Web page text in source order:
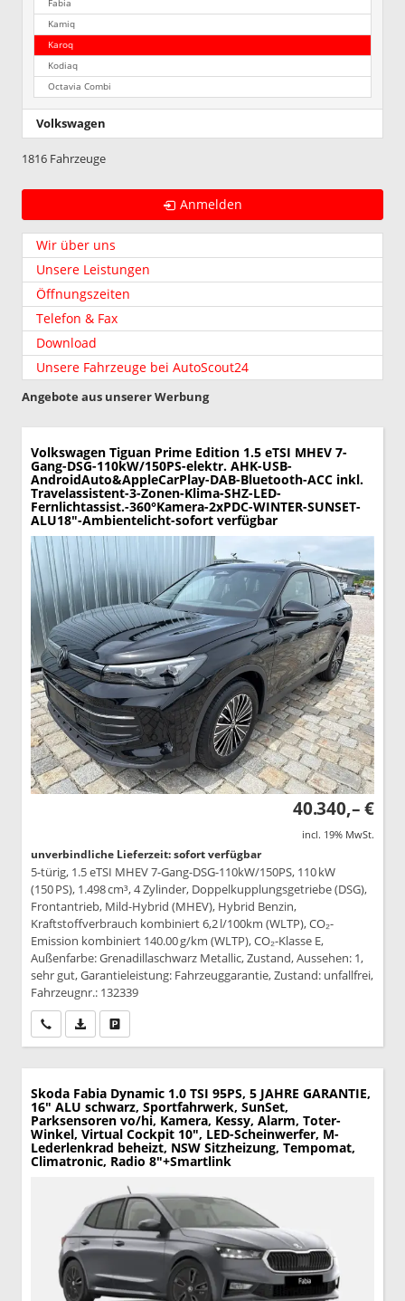
Fabia
Kamiq
Karoq
Kodiaq
Octavia Combi
Volkswagen
1816 Fahrzeuge
Anmelden
Wir über uns
Unsere Leistungen
Öffnungszeiten
Telefon & Fax
Download
Unsere Fahrzeuge bei AutoScout24
Angebote aus unserer Werbung
Volkswagen Tiguan Prime Edition 1.5 eTSI MHEV 7-
Gang-DSG-110kW/150PS-elektr. AHK-USB-
AndroidAuto&AppleCarPlay-DAB-Bluetooth-ACC inkl.
Travelassistent-3-Zonen-Klima-SHZ-LED-
Fernlichtassist.-360°Kamera-2xPDC-WINTER-SUNSET-
ALU18"-Ambientelicht-sofort verfügbar
40.340,– €
incl. 19% MwSt.
unverbindliche Lieferzeit: sofort verfügbar
5-türig, 1.5 eTSI MHEV 7-Gang-DSG-110kW/150PS, 110 kW
(150 PS), 1.498 cm³, 4 Zylinder, Doppelkupplungsgetriebe (DSG),
Frontantrieb, Mild-Hybrid (MHEV), Hybrid Benzin,
Kraftstoffverbrauch kombiniert 6,2 l/100km (WLTP), CO₂-
Emission kombiniert 140.00 g/km (WLTP), CO₂-Klasse E,
Außenfarbe: Grenadillaschwarz Metallic, Zustand, Aussehen: 1,
sehr gut, Garantieleistung: Fahrzeuggarantie, Zustand: unfallfrei,
Fahrzeugnr.: 132339
Wir rufen Sie anPDF-Datei, Fahrzeugexposé drucken
Skoda Fabia Dynamic 1.0 TSI 95PS, 5 JAHRE GARANTIE,
16" ALU schwarz, Sportfahrwerk, SunSet,
Parksensoren vo/hi, Kamera, Kessy, Alarm, Toter-
Winkel, Virtual Cockpit 10", LED-Scheinwerfer, M-
Lederlenkrad beheizt, NSW Sitzheizung, Tempomat,
Climatronic, Radio 8"+Smartlink